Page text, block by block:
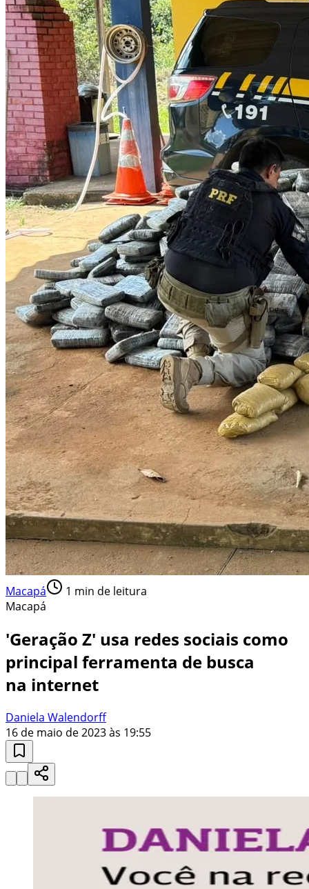
Macapá 1 min de leitura
Macapá
'Geração Z' usa redes sociais como
principal ferramenta de busca
na internet
Daniela Walendorff
16 de maio de 2023 às 19:55